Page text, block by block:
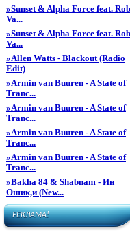
»Sunset & Alpha Force feat.
Va...
»Sunset & Alpha Force feat.
Va...
»Allen Watts - Blackout (Radio
Edit)
»Armin van Buuren - A State of
Tranc...
»Armin van Buuren - A State of
Tranc...
»Armin van Buuren - A State of
Tranc...
»Armin van Buuren - A State of
Tranc...
»Bakha 84 & Shabnam - Ин
Ошик,и (New...
РЕКЛАМА!